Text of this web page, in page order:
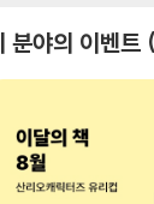
분야의 이벤트